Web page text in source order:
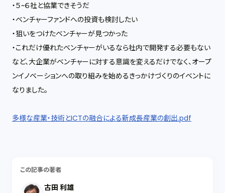
・５~６社と協業できそうだ
・ベンチャーファンドへの投資も検討したい
・狙いをつけたベンチャーが見つかった
・これだけ優れたベンチャーがいるなら社内で開発する必要もない
など、大企業がベンチャーに対する意識を変えるだけでなく、オープ
ンイノベーションへの取り組みを始めるきっかけづくりのイベントに
なりました。
多様な産業・技術とICTの融合による新成長産業の創出.pdf
この記事の著者
古田 利雄